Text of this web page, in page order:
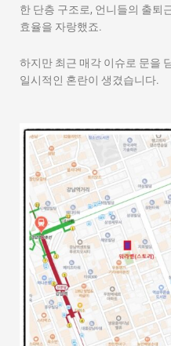
한 단층 구조로, 언니들의 출퇴
효율을 자랑했죠.
하지만 최근 매각 이슈로 문을
일시적인 혼란이 생겼습니다.